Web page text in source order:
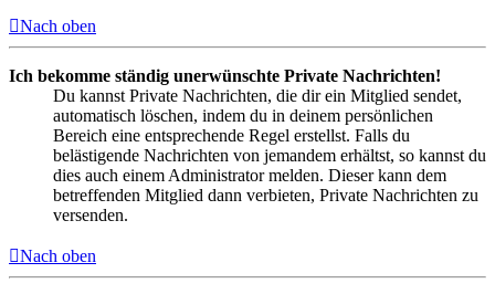
Nach oben
Ich bekomme ständig unerwünschte Private Nachrichten!
Du kannst Private Nachrichten, die dir ein Mitglied sendet,
automatisch löschen, indem du in deinem persönlichen
Bereich eine entsprechende Regel erstellst. Falls du
belästigende Nachrichten von jemandem erhältst, so kannst du
dies auch einem Administrator melden. Dieser kann dem
betreffenden Mitglied dann verbieten, Private Nachrichten zu
versenden.
Nach oben